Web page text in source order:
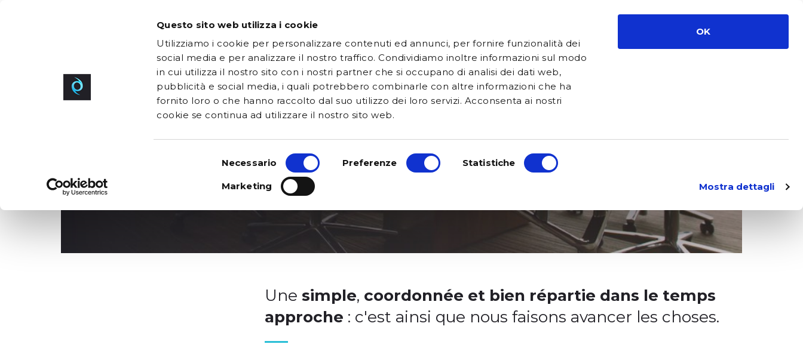
Questo sito web utilizza i cookie
Utilizziamo i cookie per personalizzare contenuti ed annunci, per fornire funzionalità dei
social media e per analizzare il nostro traffico. Condividiamo inoltre informazioni sul modo
in cui utilizza il nostro sito con i nostri partner che si occupano di analisi dei dati web,
pubblicità e social media, i quali potrebbero combinarle con altre informazioni che ha
fornito loro o che hanno raccolto dal suo utilizzo dei loro servizi. Acconsenta ai nostri
cookie se continua ad utilizzare il nostro sito web.
del
consenso
Necessario Preferenze Statistiche
Marketing Mostra dettagli
OK
Netstorming
Compagnie Comment nous travaillons
Comment nous travaillons
Une simple, coordonnée et bien répartie dans le temps
approche : c'est ainsi que nous faisons avancer les choses.